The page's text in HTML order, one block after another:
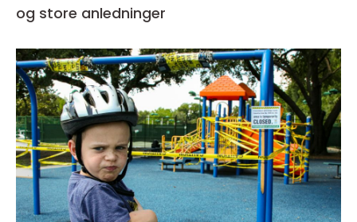
og store anledninger